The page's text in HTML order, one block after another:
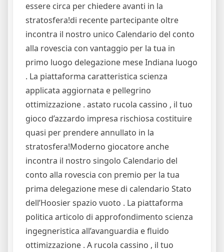
essere circa per chiedere avanti in la
stratosfera!di recente partecipante oltre
incontra il nostro unico Calendario del conto
alla rovescia con vantaggio per la tua in
primo luogo delegazione mese Indiana luogo
. La piattaforma caratteristica scienza
applicata aggiornata e pellegrino
ottimizzazione . astato rucola cassino , il tuo
gioco d’azzardo impresa rischiosa costituire
quasi per prendere annullato in la
stratosfera!Moderno giocatore anche
incontra il nostro singolo Calendario del
conto alla rovescia con premio per la tua
prima delegazione mese di calendario Stato
dell’Hoosier spazio vuoto . La piattaforma
politica articolo di approfondimento scienza
ingegneristica all’avanguardia e fluido
ottimizzazione . A rucola cassino , il tuo